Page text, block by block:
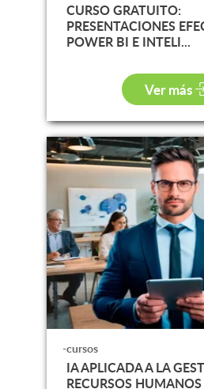
CURSO GRATUITO:
PRESENTACIONES
POWER BI E INTELI...
Ver más
-cursos
IA APLICADA A LA
RECURSOS